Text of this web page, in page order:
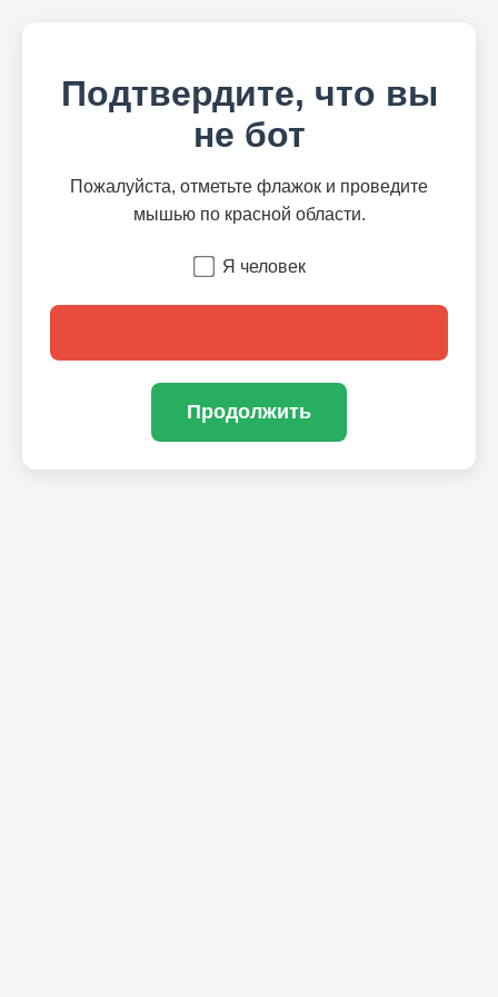
Подтвердите, что вы
не бот
Пожалуйста, отметьте флажок и проведите
мышью по красной области.
Я человек
Продолжить